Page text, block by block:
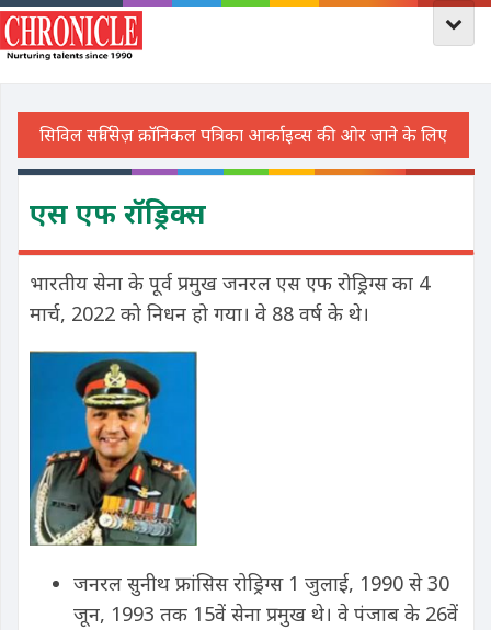
एस एफ रॉड्रिक्स
भारतीय सेना के पूर्व प्रमुख जनरल एस एफ रोड्रिग्स का 4
मार्च, 2022 को निधन हो गया। वे 88 वर्ष के थे।
जनरल सुनीथ फ्रांसिस रोड्रिग्स 1 जुलाई, 1990 से 30
जून, 1993 तक 15वें सेना प्रमुख थे। वे पंजाब के 26वें